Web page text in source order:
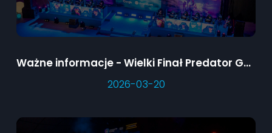
Ważne informacje - Wielki Finał Predator Games
2026-03-20